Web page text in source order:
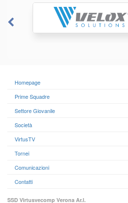
Homepage
Prime Squadre
Settore Giovanile
Società
VirtusTV
Tornei
Comunicazioni
Contatti
SSD Virtusvecomp Verona Ar.l.